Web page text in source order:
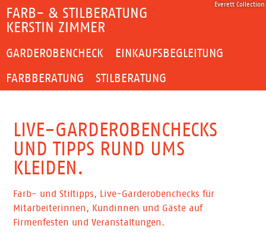
Everett Collection
FARB- & STILBERATUNG
KERSTIN ZIMMER
GARDEROBENCHECK
EINKAUFSBEGLEITUNG
FARBBERATUNG
STILBERATUNG
LIVE-GARDEROBENCHECKS
UND TIPPS RUND UMS
KLEIDEN.
Farb- und Stiltipps, Live-Garderobenchecks für
Mitarbeiterinnen, Kundinnen und Gäste auf
Firmenfesten und Veranstaltungen.